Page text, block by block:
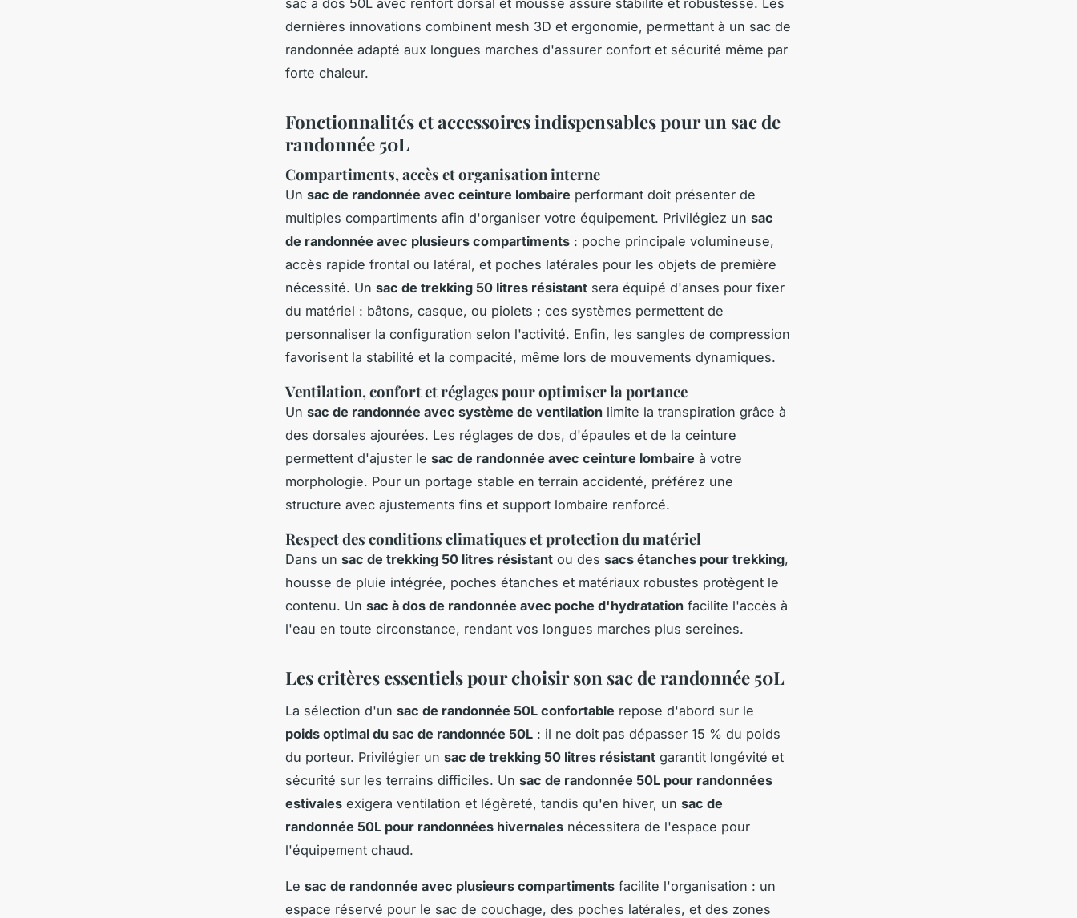
dernières innovations combinent mesh 3D et ergonomie, permettant à un sac de
randonnée adapté aux longues marches d'assurer confort et sécurité même par
forte chaleur.
Fonctionnalités et accessoires indispensables pour un sac de
randonnée 50L
Compartiments, accès et organisation interne
Un sac de randonnée avec ceinture lombaire performant doit présenter de
multiples compartiments afin d'organiser votre équipement. Privilégiez un sac
de randonnée avec plusieurs compartiments : poche principale volumineuse,
accès rapide frontal ou latéral, et poches latérales pour les objets de première
nécessité. Un sac de trekking 50 litres résistant sera équipé d'anses pour fixer
du matériel : bâtons, casque, ou piolets ; ces systèmes permettent de
personnaliser la configuration selon l'activité. Enfin, les sangles de compression
favorisent la stabilité et la compacité, même lors de mouvements dynamiques.
Ventilation, confort et réglages pour optimiser la portance
Un sac de randonnée avec système de ventilation limite la transpiration grâce à
des dorsales ajourées. Les réglages de dos, d'épaules et de la ceinture
permettent d'ajuster le sac de randonnée avec ceinture lombaire à votre
morphologie. Pour un portage stable en terrain accidenté, préférez une
structure avec ajustements fins et support lombaire renforcé.
Respect des conditions climatiques et protection du matériel
Dans un sac de trekking 50 litres résistant ou des sacs étanches pour trekking,
housse de pluie intégrée, poches étanches et matériaux robustes protègent le
contenu. Un sac à dos de randonnée avec poche d'hydratation facilite l'accès à
l'eau en toute circonstance, rendant vos longues marches plus sereines.
Les critères essentiels pour choisir son sac de randonnée 50L
La sélection d'un sac de randonnée 50L confortable repose d'abord sur le
poids optimal du sac de randonnée 50L : il ne doit pas dépasser 15 % du poids
du porteur. Privilégier un sac de trekking 50 litres résistant garantit longévité et
sécurité sur les terrains difficiles. Un sac de randonnée 50L pour randonnées
estivales exigera ventilation et légèreté, tandis qu'en hiver, un sac de
randonnée 50L pour randonnées hivernales nécessitera de l'espace pour
l'équipement chaud.
Le sac de randonnée avec plusieurs compartiments facilite l'organisation : un
espace réservé pour le sac de couchage, des poches latérales, et des zones